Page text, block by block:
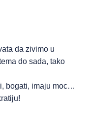
da zivimo u
do sada, tako
bogati, imaju moc…